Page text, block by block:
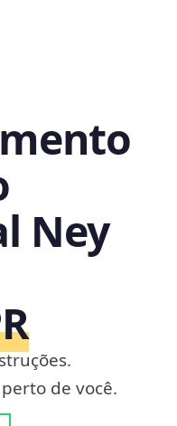
Ney
de você.